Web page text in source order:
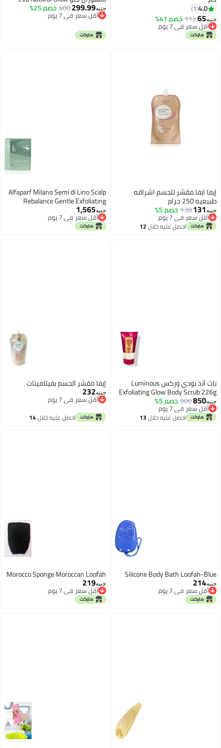
4.0
1
جنيه65
112 خصم 41%
أقل سعر في 7 يوم
أقل سعر في 7 يوم
لتفتيح وتوحيد لون البشرة - غني
جنيه299.99
400 خصم 25%
أقل سعر في 7 يوم
أقل سعر في 7 يوم
إيفا ايفا مقشر للجسم اشراقه
طبيعيه 250 جرام
جنيه131
138 خصم 5%
أقل سعر في 7 يوم
أقل سعر في 7 يوماحصل عليه خلال12
Alfaparf Milano Semi di Lino Scalp
Rebalance Gentle Exfoliating
Scrub, 150 ml,8022297095882
جنيه1,565
أقل سعر في 7 يوم
توصيل مجاني
أقل سعر في 7 يوم
باث آند بودي وركس Luminous
Exfoliating Glow Body Scrub 226g
جنيه850
900 خصم 5%أقل سعر في 7 يوم
توصيل مجاني
أقل سعر في 7 يوماحصل عليه خلال13
إيفا مقشر الجسم بفيتامينات
جنيه232
أقل سعر في 7 يوم
أقل سعر في 7 يوم
احصل عليه خلال14
Silicone Body Bath Loofah-Blue
جنيه214
أقل سعر في 7 يوم
أقل سعر في 7 يوم
Morocco Sponge Moroccan Loofah
جنيه219
أقل سعر في 7 يوم
أقل سعر في 7 يوم